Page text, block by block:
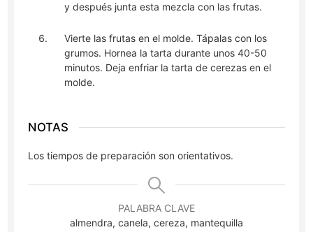
y después junta esta mezcla con las frutas.
Vierte las frutas en el molde. Tápalas con los
grumos. Hornea la tarta durante unos 40-50
minutos. Deja enfriar la tarta de cerezas en el
molde.
NOTAS
Los tiempos de preparación son orientativos.
PALABRA CLAVE
almendra, canela, cereza, mantequilla